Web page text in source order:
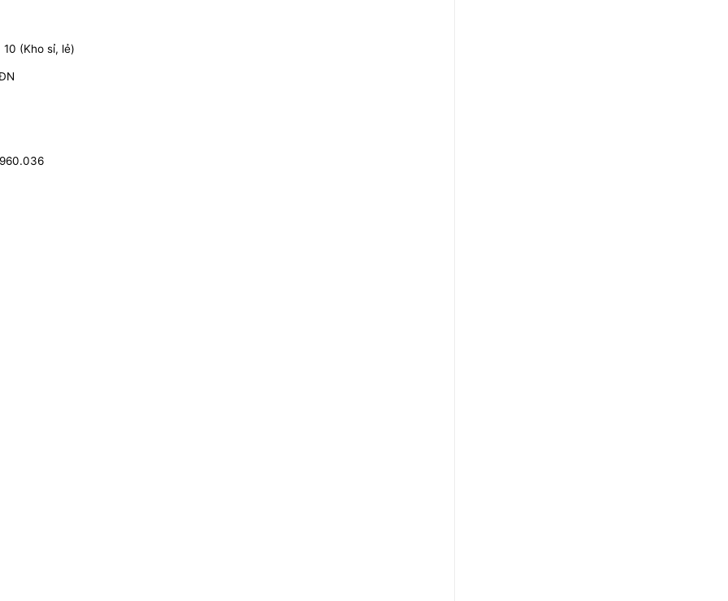
(Kho sỉ, lẻ)